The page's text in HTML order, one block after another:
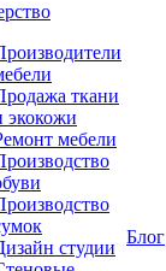
ткани
экокожи
мебели
студии
Блог